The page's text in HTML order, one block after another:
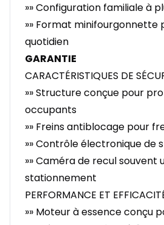
»» Configuration familiale à
»» Format minifourgonnette
quotidien
GARANTIE
CARACTÉRISTIQUES DE
»» Structure conçue pour
occupants
»» Freins antiblocage pour
»» Contrôle électronique de
»» Caméra de recul souvent
stationnement
PERFORMANCE ET
»» Moteur à essence conçu